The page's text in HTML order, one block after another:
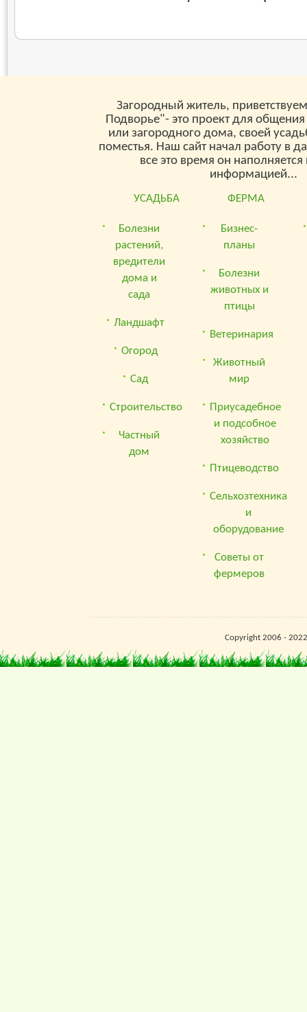
Загородный житель,
Подворье"- это проект для
или загородного дома, своей
поместья. Наш сайт начал работу в
все это время он
информацией...
УСАДЬБА
Болезни
растений,
вредители
дома и
сада
Ландшафт
Огород
Сад
Строительство
Частный
дом
ФЕРМА
Бизнес-
планы
Болезни
животных и
птицы
Ветеринария
Животный
мир
Приусадебное
и подсобное
хозяйство
Птицеводство
Сельхозтехника
и
оборудование
Советы от
фермеров
Copyright 2006 -